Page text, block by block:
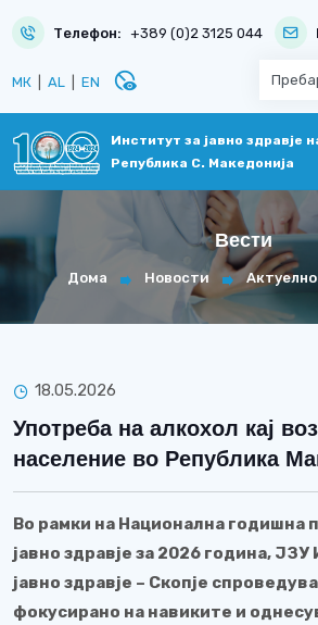
Телефон: +389 (0)2 3125 044
МК AL EN disabled_visible
Институт за јавно здравје
Република С. Македонија
Вести
Дома Новости
18.05.2026
Употреба на алкохол кај
население во Република
Во рамки на Национална годишна
јавно здравје за 2026 година, ЈЗУ
јавно здравје – Скопје
фокусирано на навиките и